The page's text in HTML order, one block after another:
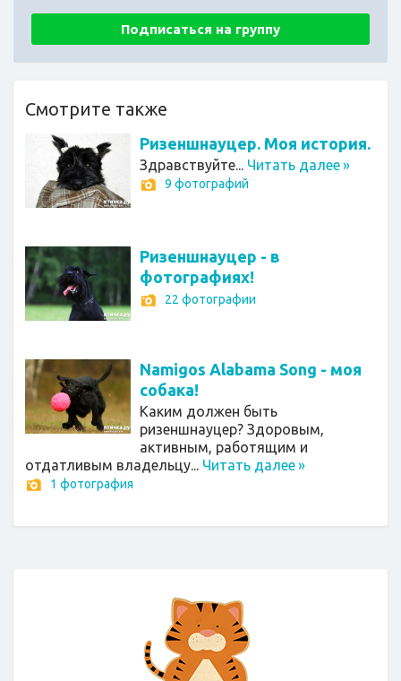
Подписаться на группу
Смотрите также
Ризеншнауцер. Моя история.
Здравствуйте... Читать далее»
9 фотографий
Ризеншнауцер - в
фотографиях!
22 фотографии
Namigos Alabama Song - моя
собака!
Каким должен быть
ризеншнауцер? Здоровым,
активным, работящим и
отдатливым владельцу... Читать далее»
1 фотография